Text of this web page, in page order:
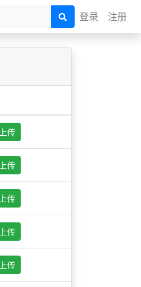
登录 注册
传
传
传
传
传